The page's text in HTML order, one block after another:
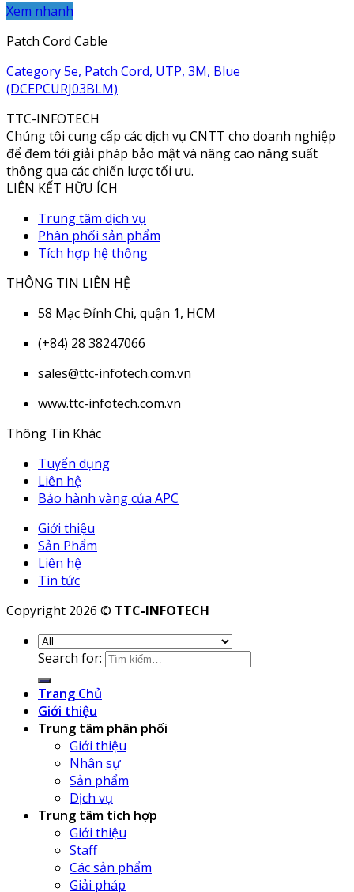
Xem nhanh
Patch Cord Cable
Category 5e, Patch Cord, UTP, 3M, Blue
(DCEPCURJ03BLM)
TTC-INFOTECH
Chúng tôi cung cấp các dịch vụ CNTT cho doanh nghiệp
để đem tới giải pháp bảo mật và nâng cao năng suất
thông qua các chiến lược tối ưu.
LIÊN KẾT HỮU ÍCH
Trung tâm dịch vụ
Phân phối sản phẩm
Tích hợp hệ thống
THÔNG TIN LIÊN HỆ
58 Mạc Đỉnh Chi, quận 1, HCM
(+84) 28 38247066
sales@ttc-infotech.com.vn
www.ttc-infotech.com.vn
Thông Tin Khác
Tuyển dụng
Liên hệ
Bảo hành vàng của APC
Giới thiệu
Sản Phẩm
Liên hệ
Tin tức
Copyright 2026 © TTC-INFOTECH
Search for:
Trang Chủ
Giới thiệu
Trung tâm phân phối
Giới thiệu
Nhân sự
Sản phẩm
Dịch vụ
Trung tâm tích hợp
Giới thiệu
Staff
Các sản phẩm
Giải pháp